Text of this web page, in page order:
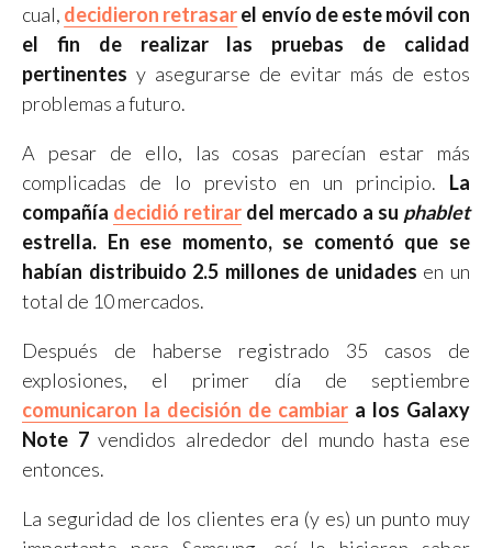
cual, decidieron retrasarel envío de este móvil con
el fin de realizar las pruebas de calidad
pertinentes y asegurarse de evitar más de estos
problemas a futuro.
A pesar de ello, las cosas parecían estar más
complicadas de lo previsto en un principio. La
compañía decidió retirar del mercado a su phablet
estrella. En ese momento, se comentó que se
habían distribuido 2.5 millones de unidades en un
total de 10 mercados.
Después de haberse registrado 35 casos de
explosiones, el primer día de septiembre
comunicaron la decisión de cambiar a los Galaxy
Note 7vendidos alrededor del mundo hasta ese
entonces.
La seguridad de los clientes era (y es) un punto muy